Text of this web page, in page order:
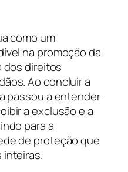
como um
na promoção da
dos direitos
Ao concluir a
passou a entender
a exclusão e a
para a
de proteção que
inteiras.